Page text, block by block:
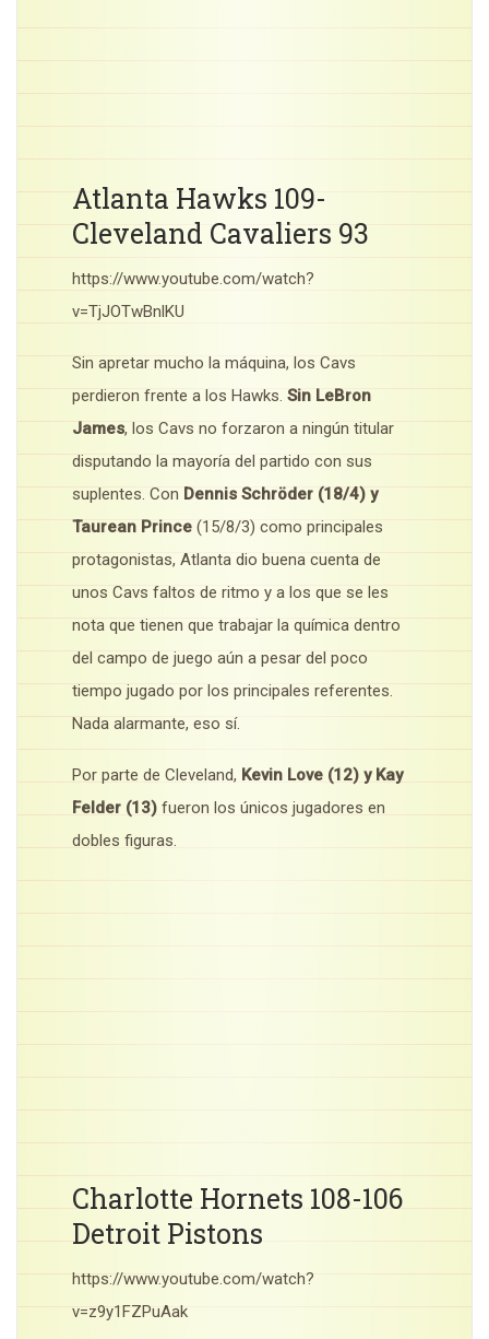
Atlanta Hawks 109-
Cleveland Cavaliers 93
https://www.youtube.com/watch?
v=TjJOTwBnlKU
Sin apretar mucho la máquina, los Cavs
perdieron frente a los Hawks. Sin LeBron
James, los Cavs no forzaron a ningún titular
disputando la mayoría del partido con sus
suplentes. Con Dennis Schröder (18/4) y
Taurean Prince (15/8/3) como principales
protagonistas, Atlanta dio buena cuenta de
unos Cavs faltos de ritmo y a los que se les
nota que tienen que trabajar la química dentro
del campo de juego aún a pesar del poco
tiempo jugado por los principales referentes.
Nada alarmante, eso sí.
Por parte de Cleveland, Kevin Love (12) y Kay
Felder (13) fueron los únicos jugadores en
dobles figuras.
Charlotte Hornets 108-106
Detroit Pistons
https://www.youtube.com/watch?
v=z9y1FZPuAak